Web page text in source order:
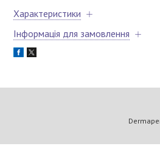
Характеристики
Інформація для замовлення